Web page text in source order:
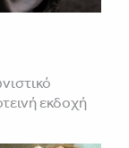
εκδοχή